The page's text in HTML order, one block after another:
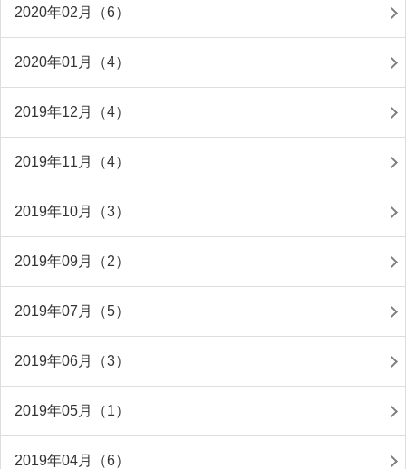
2020年02月（6）
2020年01月（4）
2019年12月（4）
2019年11月（4）
2019年10月（3）
2019年09月（2）
2019年07月（5）
2019年06月（3）
2019年05月（1）
2019年04月（6）